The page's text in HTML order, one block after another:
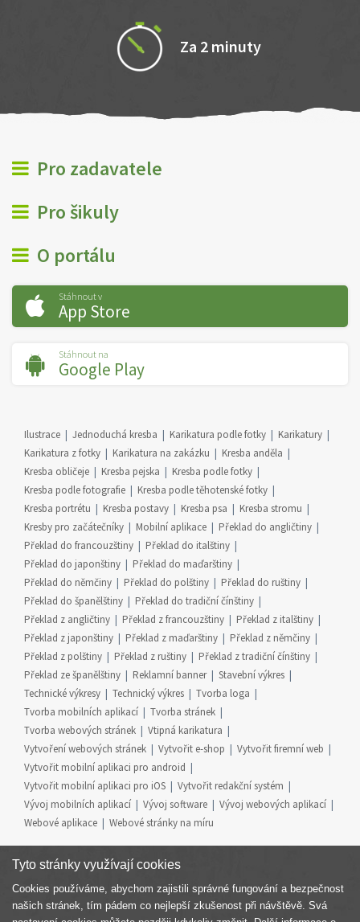
Za 2 minuty
Pro zadavatele
Pro šikuly
O portálu
Stáhnout v
App Store
Stáhnout na
Google Play
Ilustrace Jednoduchá kresba Karikatura podle fotky
Karikatury
Karikatura z fotky
Karikatura na zakázku
Kresba anděla
Kresba obličeje
Kresba pejska
Kresba podle fotky
Kresba podle fotografie
Kresba podle těhotenské fotky
Kresba portrétu
Kresba postavy Kresba psa
Kresba stromu
Kresby pro začátečníky
Mobilní aplikace
Překlad do angličtiny
Překlad do francouzštiny
Překlad do italštiny
Překlad do japonštiny
Překlad do maďarštiny
Překlad do němčiny
Překlad do polštiny
Překlad do ruštiny
Překlad do španělštiny
Překlad do tradiční čínštiny
Překlad z angličtiny
Překlad z francouzštiny
Překlad z italštiny
Překlad z japonštiny
Překlad z maďarštiny
Překlad z němčiny
Překlad z polštiny
Překlad z ruštiny
Překlad z tradiční čínštiny
Překlad ze španělštiny
Reklamní banner
Stavební výkres
Technické výkresy
Technický výkres
Tvorba loga
Tvorba mobilních aplikací
Tvorba stránek
Tvorba webových stránek
Vtipná karikatura
Vytvoření webových stránek
Vytvořit e-shop
Vytvořit firemní web
Vytvořit mobilní aplikaci pro android
Vytvořit mobilní aplikaci pro iOS
Vytvořit redakční systém
Vývoj mobilních aplikací
Vývoj software
Vývoj webových aplikací
Webové aplikace
Webové stránky na míru
Součást skupiny
Tyto stránky využívají cookies
Cookies používáme, abychom zajistili správné fungování a bezpečnost
našich stránek, tím pádem co nejlepší zkušenost při návštěvě. Svá